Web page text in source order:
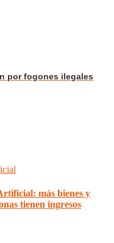
por fogones ilegales
más bienes y
tienen ingresos